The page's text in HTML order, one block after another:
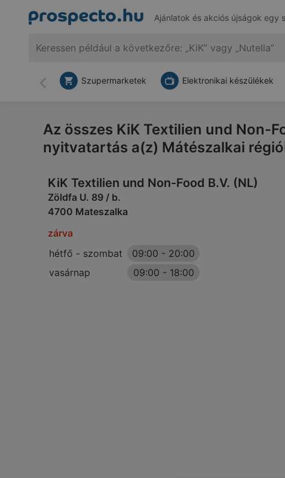
Ajánlatok és akciós újságok egy
Vissza
Szupermarketek Elektronikai készülékek
Az összes KiK Textilien und Non-
nyitvatartás a(z) Mátészalkai
KiK Textilien und Non-Food B.V. (NL)
Zöldfa U. 89 / b.
4700 Mateszalka
zárva
hétfő - szombat
09:00 - 20:00
vasárnap
09:00 - 18:00